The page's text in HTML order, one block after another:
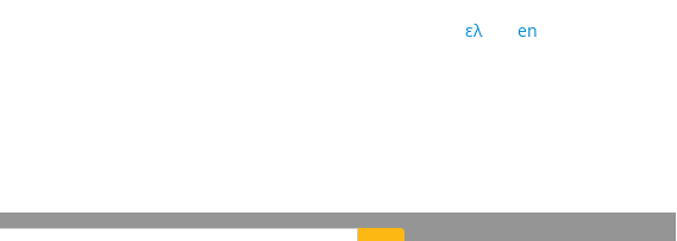
ελ en